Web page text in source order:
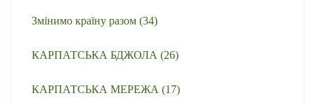
Змінимо країну разом (34)
КАРПАТСЬКА БДЖОЛА (26)
КАРПАТСЬКА МЕРЕЖА (17)